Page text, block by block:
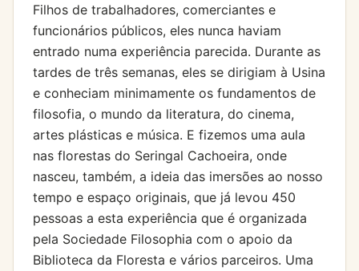
Filhos de trabalhadores, comerciantes e
funcionários públicos, eles nunca haviam
entrado numa experiência parecida. Durante as
tardes de três semanas, eles se dirigiam à Usina
e conheciam minimamente os fundamentos de
filosofia, o mundo da literatura, do cinema,
artes plásticas e música. E fizemos uma aula
nas florestas do Seringal Cachoeira, onde
nasceu, também, a ideia das imersões ao nosso
tempo e espaço originais, que já levou 450
pessoas a esta experiência que é organizada
pela Sociedade Filosophia com o apoio da
Biblioteca da Floresta e vários parceiros. Uma